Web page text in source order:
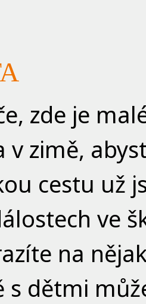
zde je
v zimě,
cestu už
ve
na
s dětmi